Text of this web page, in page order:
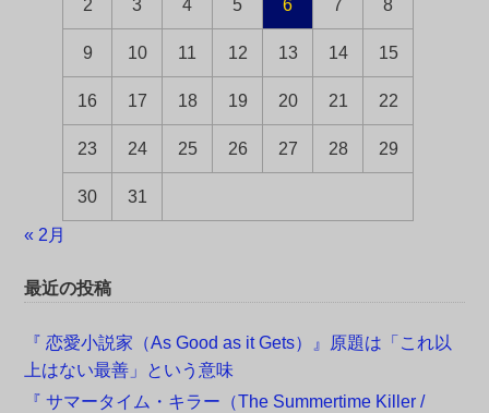
2 3 4 5 6 7 8
9 10 11 12 13 14 15
16 17 18 19 20 21 22
23 24 25 26 27 28 29
30 31
« 2月
最近の投稿
『 恋愛小説家（As Good as it Gets）』原題は「これ以
上はない最善」という意味
『 サマータイム・キラー（The Summertime Killer /